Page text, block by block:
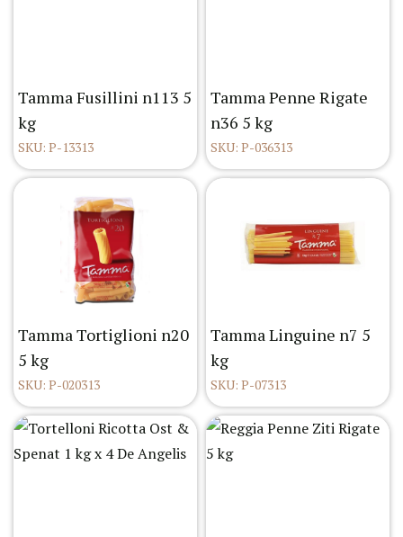
Tamma Fusillini n113 5
kg
SKU: P-13313
Tamma Penne Rigate
n36 5 kg
SKU: P-036313
Tamma Tortiglioni n20
5 kg
SKU: P-020313
Tamma Linguine n7 5
kg
SKU: P-07313